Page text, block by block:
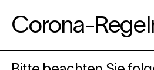
Corona-